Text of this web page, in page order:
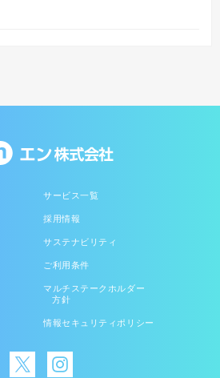
サービス一覧
採用情報
サステナビリティ
ご利用条件
マルチステークホルダー
方針
情報セキュリティポリシー